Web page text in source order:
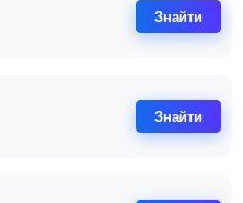
Знайти
Знайти